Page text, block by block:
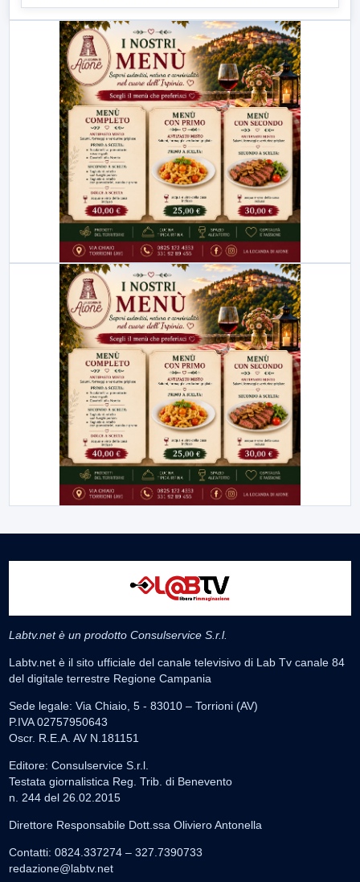
Labtv.net è un prodotto Consulservice S.r.l.
Labtv.net è il sito ufficiale del canale televisivo di Lab Tv canale 84
del digitale terrestre Regione Campania
Sede legale: Via Chiaio, 5 - 83010 – Torrioni (AV)
P.IVA 02757950643
Oscr. R.E.A. AV N.181151
Editore: Consulservice S.r.l.
Testata giornalistica Reg. Trib. di Benevento
n. 244 del 26.02.2015
Direttore Responsabile Dott.ssa Oliviero Antonella
Contatti: 0824.337274 – 327.7390733
redazione@labtv.net